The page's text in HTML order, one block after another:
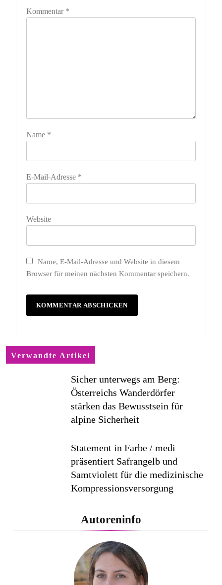
Kommentar *
Name *
E-Mail-Adresse *
Website
Name, E-Mail-Adresse und Website in diesem
Browser für meinen nächsten Kommentar speichern.
Verwandte Artikel
Sicher unterwegs am Berg:
Österreichs Wanderdörfer
stärken das Bewusstsein für
alpine Sicherheit
Statement in Farbe / medi
präsentiert Safrangelb und
Samtviolett für die medizinische
Kompressionsversorgung
PEPE JEANS LONDON AW26
Flachste mechanische
Weltzeituhr gewinnt Red Dot:
Autoreninfo